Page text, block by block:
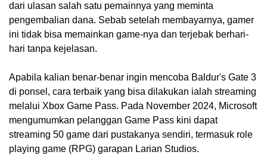
dari ulasan salah satu pemainnya yang meminta
pengembalian dana. Sebab setelah membayarnya, gamer
ini tidak bisa memainkan game-nya dan terjebak berhari-
hari tanpa kejelasan.
Apabila kalian benar-benar ingin mencoba Baldur's Gate 3
di ponsel, cara terbaik yang bisa dilakukan ialah streaming
melalui Xbox Game Pass. Pada November 2024, Microsoft
mengumumkan pelanggan Game Pass kini dapat
streaming 50 game dari pustakanya sendiri, termasuk role
playing game (RPG) garapan Larian Studios.